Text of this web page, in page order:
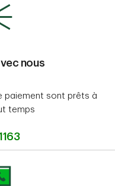
nous
paiement sont prêts à
temps